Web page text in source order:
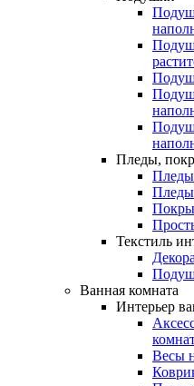
Пледы,
Пледы
Пледы
Текстиль
Ванная комната
Интерьер
Весы